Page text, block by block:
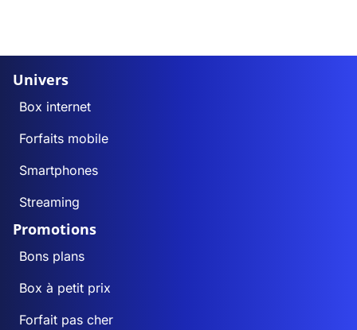
Univers
Box internet
Forfaits mobile
Smartphones
Streaming
Promotions
Bons plans
Box à petit prix
Forfait pas cher